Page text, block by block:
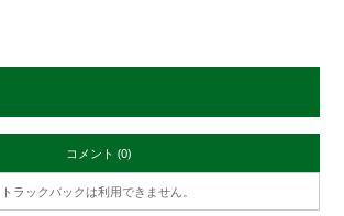
コメント (0)
トラックバックは利用できません。